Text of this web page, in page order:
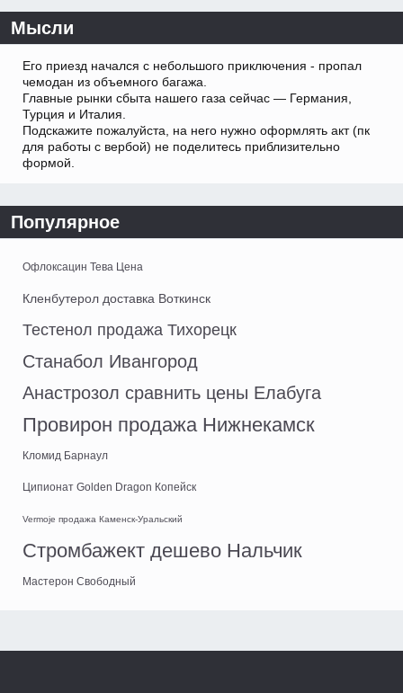
Мысли
Его приезд начался с небольшого приключения - пропал
чемодан из объемного багажа.
Главные рынки сбыта нашего газа сейчас — Германия,
Турция и Италия.
Подскажите пожалуйста, на него нужно оформлять акт (пк
для работы с вербой) не поделитесь приблизительно
формой.
Популярное
Офлоксацин Тева Цена
Кленбутерол доставка Воткинск
Тестенол продажа Тихорецк
Станабол Ивангород
Анастрозол сравнить цены Елабуга
Провирон продажа Нижнекамск
Кломид Барнаул
Ципионат Golden Dragon Копейск
Vermoje продажа Каменск-Уральский
Стромбажект дешево Нальчик
Мастерон Свободный